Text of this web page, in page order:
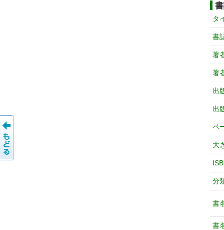
タ
書
著
著
出
出
ペ
大
分
書
書